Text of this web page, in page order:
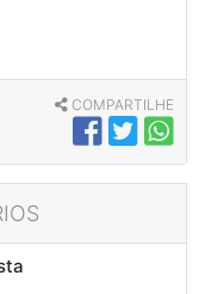
COMPARTILHE